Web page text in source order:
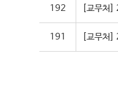
192
191 [교무처]